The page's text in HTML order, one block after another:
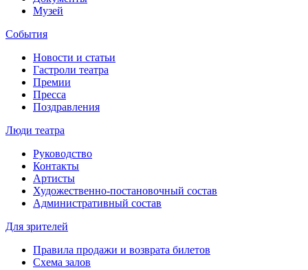
Музей
События
Новости и статьи
Гастроли театра
Премии
Пресса
Поздравления
Люди театра
Руководство
Контакты
Артисты
Художественно-постановочный состав
Административный состав
Для зрителей
Правила продажи и возврата билетов
Схема залов